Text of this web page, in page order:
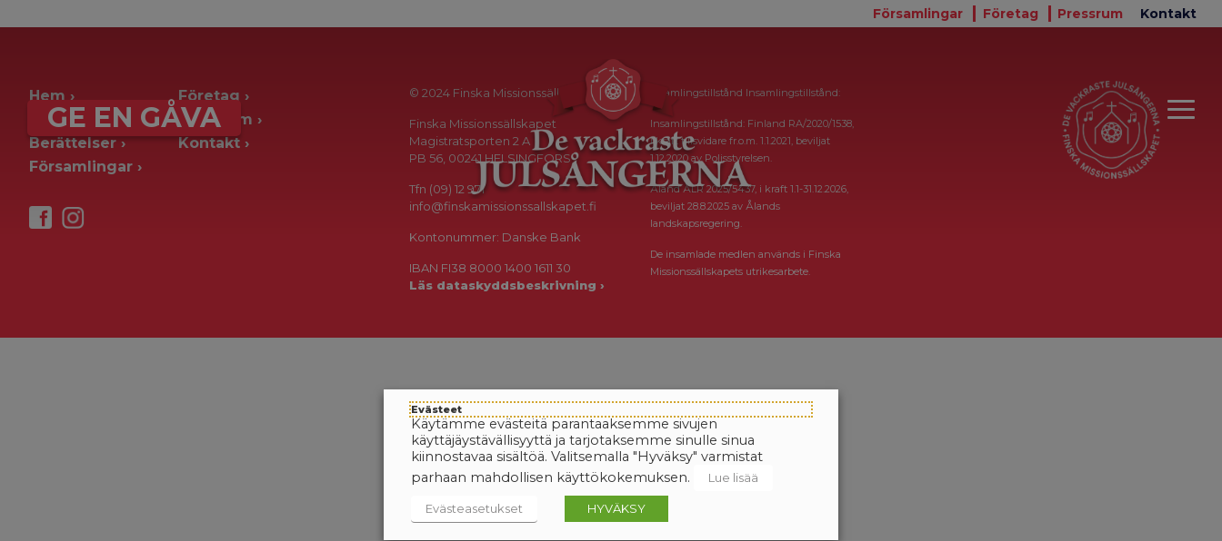
Församlingar Företag Pressrum Kontakt
GE EN GÅVA
Hem
Ge en gåva
Berättelser
Församlingar
Företag
Pressrum
Kontakt
© 2024 Finska Missionssällskapet
Finska Missionssällskapet
Magistratsporten 2 A
PB 56, 00241 HELSINGFORS
Tfn (09) 12 971
info@finskamissionssallskapet.fi
Kontonummer: Danske Bank
IBAN FI38 8000 1400 1611 30
Läs dataskyddsbeskrivning ›
Insamlingstillstånd Insamlingstillstånd:
Insamlingstillstånd: Finland RA/2020/1538,
i kraft tillsvidare fr.o.m. 1.1.2021, beviljat
1.12.2020 av Polisstyrelsen.
Åland ÅLR 2025/5437, i kraft 1.1-31.12.2026,
beviljat 28.8.2025 av Ålands
landskapsregering.
De insamlade medlen används i Finska
Missionssällskapets utrikesarbete.
Evästeet
Käytämme evästeitä parantaaksemme sivujen
käyttäjäystävällisyyttä ja tarjotaksemme sinulle sinua
kiinnostavaa sisältöä. Valitsemalla "Hyväksy" varmistat
parhaan mahdollisen käyttökokemuksen.
Lue lisää
Evästeasetukset HYVÄKSY